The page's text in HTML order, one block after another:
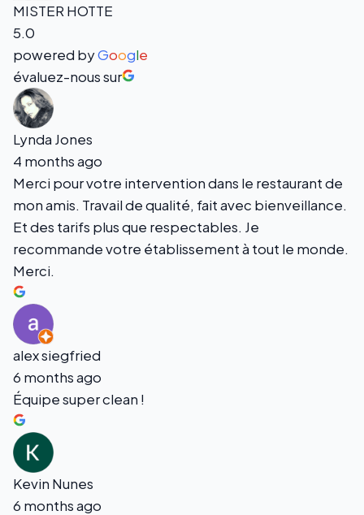
MISTER HOTTE
5.0
powered byGoogle
évaluez-nous sur
Lynda Jones
4 months ago
Merci pour votre intervention dans le restaurant de
mon amis. Travail de qualité, fait avec bienveillance.
Et des tarifs plus que respectables. Je
recommande votre établissement à tout le monde.
Merci.
alex siegfried
6 months ago
Équipe super clean !
Kevin Nunes
6 months ago